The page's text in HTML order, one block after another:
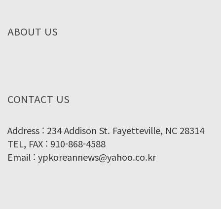
ABOUT US
CONTACT US
Address : 234 Addison St. Fayetteville, NC 28314
TEL, FAX : 910-868-4588
Email : ypkoreannews@yahoo.co.kr